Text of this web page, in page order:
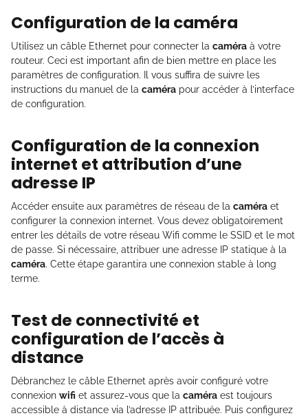
Configuration de la caméra
Utilisez un câble Ethernet pour connecter la caméra à votre
routeur. Ceci est important afin de bien mettre en place les
paramètres de configuration. Il vous suffira de suivre les
instructions du manuel de la caméra pour accéder à l’interface
de configuration.
Configuration de la connexion
internet et attribution d’une
adresse IP
Accéder ensuite aux paramètres de réseau de la caméra et
configurer la connexion internet. Vous devez obligatoirement
entrer les détails de votre réseau Wifi comme le SSID et le mot
de passe. Si nécessaire, attribuer une adresse IP statique à la
caméra. Cette étape garantira une connexion stable à long
terme.
Test de connectivité et
configuration de l’accès à
distance
Débranchez le câble Ethernet après avoir configuré votre
connexion wifi et assurez-vous que la caméra est toujours
accessible à distance via l’adresse IP attribuée. Puis configurez